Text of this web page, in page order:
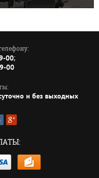
00;
00
и без выходных